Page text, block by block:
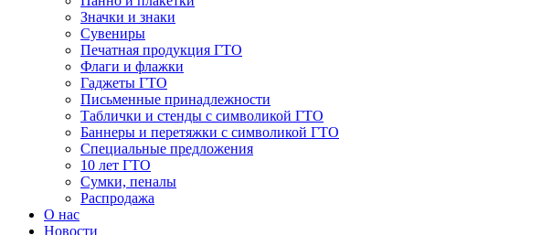
Значки и знаки
Сувениры
Печатная продукция ГТО
Флаги и флажки
Гаджеты ГТО
Письменные принадлежности
Таблички и стенды с символикой ГТО
Баннеры и перетяжки с символикой ГТО
Специальные предложения
10 лет ГТО
Сумки, пеналы
Распродажа
О нас
Новости